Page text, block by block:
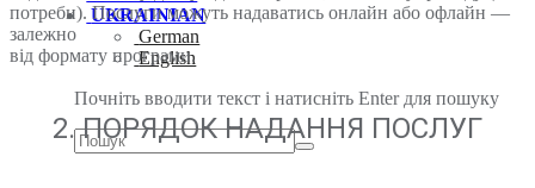
UKRAINIAN
German
English
Почніть вводити текст і натисніть Enter для пошуку
потреби). Послуги можуть надаватись онлайн або офлайн —
залежно
від формату програми.
2. ПОРЯДОК НАДАННЯ ПОСЛУГ